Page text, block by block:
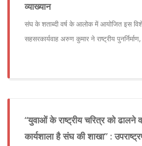
व्याख्यान
संघ के शताब्दी वर्ष के आलोक में आयोजित इस
सहसरकार्यवाह अरुण कुमार ने राष्ट्रीय
“युवाओं के राष्ट्रीय चरित्र को ढालने
कार्यशाला है संघ की शाखा” :